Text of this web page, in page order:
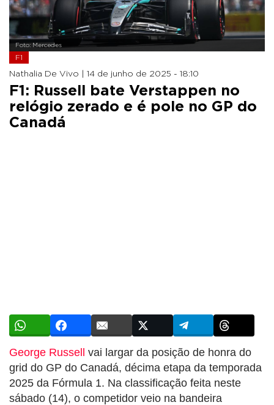
Foto: Mercedes
F1
Nathalia De Vivo | 14 de junho de 2025 - 18:10
F1: Russell bate Verstappen no
relógio zerado e é pole no GP do
Canadá
George Russell vai largar da posição de honra do
grid do GP do Canadá, décima etapa da temporada
2025 da Fórmula 1. Na classificação feita neste
sábado (14), o competidor veio na bandeira